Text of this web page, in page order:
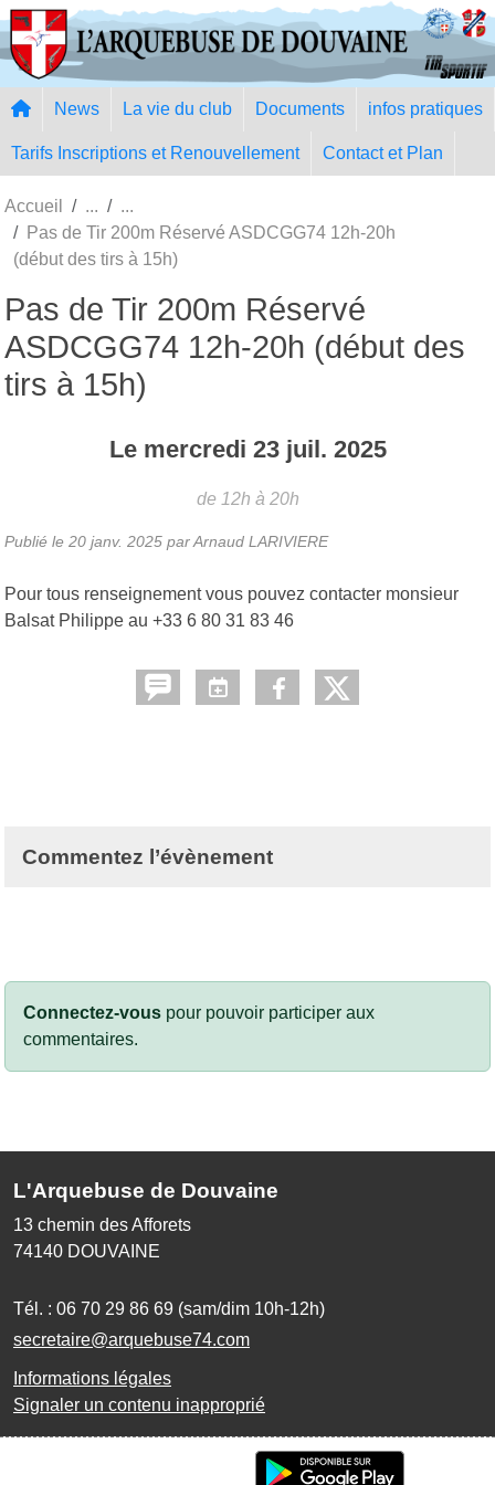
News La vie du club Documents infos pratiques
Tarifs Inscriptions et Renouvellement Contact et Plan
Accueil
Pas de Tir 200m Réservé ASDCGG74 12h-20h
(début des tirs à 15h)
Pas de Tir 200m Réservé
ASDCGG74 12h-20h (début des
tirs à 15h)
Le mercredi 23 juil. 2025
de 12h à 20h
Publié le 20 janv. 2025 par Arnaud LARIVIERE
Pour tous renseignement vous pouvez contacter monsieur
Balsat Philippe au +33 6 80 31 83 46
Commentez l’évènement
Connectez-vous pour pouvoir participer aux
commentaires.
L'Arquebuse de Douvaine
13 chemin des Afforets
74140 DOUVAINE
Tél. : 06 70 29 86 69 (sam/dim 10h-12h)
secretaire@arquebuse74.com
Informations légales
Signaler un contenu inapproprié
Panneau de gestion des cookies